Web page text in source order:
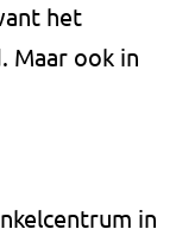
het
Maar ook in
in